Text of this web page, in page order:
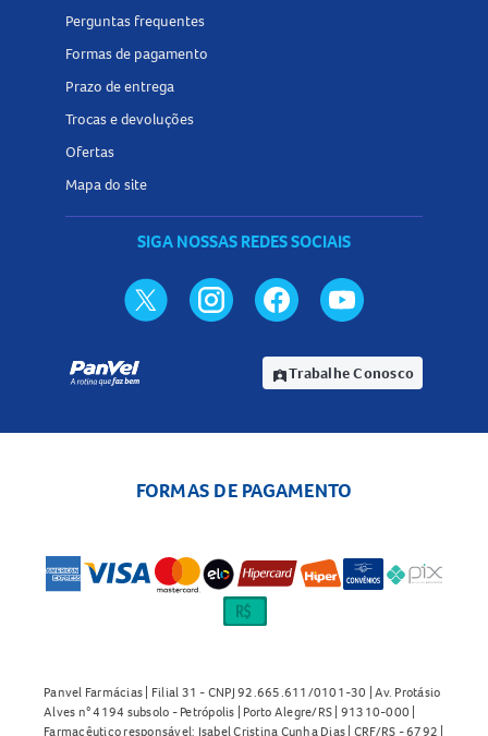
Perguntas frequentes
Formas de pagamento
Prazo de entrega
Trocas e devoluções
Ofertas
Mapa do site
SIGA NOSSAS REDES SOCIAIS
assignment_indTrabalhe Conosco
FORMAS DE PAGAMENTO
Panvel Farmácias | Filial 31 - CNPJ 92.665.611/0101-30 | Av. Protásio
Alves n° 4194 subsolo - Petrópolis | Porto Alegre/RS | 91310-000 |
Farmacêutico responsável: Isabel Cristina Cunha Dias | CRF/RS - 6792 |